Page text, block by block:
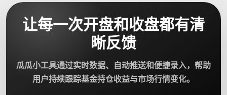
让每一次开盘和收盘都有清
晰反馈
瓜瓜小工具通过实时数据、自动推送和便捷录入，帮助
用户持续跟踪基金持仓收益与市场行情变化。